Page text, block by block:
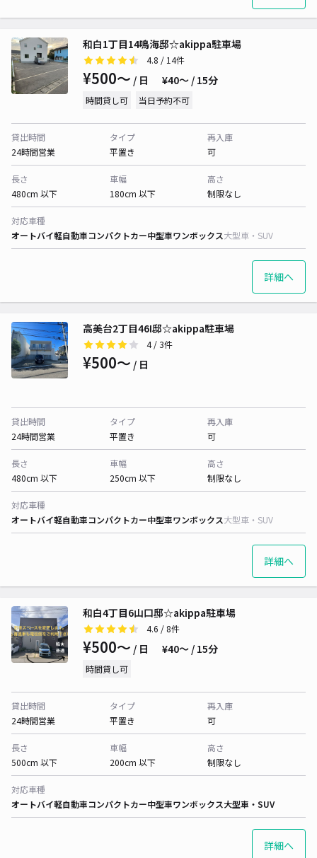
和白1丁目14鳴海邸☆akippa駐車場
4.8 / 14件
¥500〜 / 日 ¥40〜 / 15分
時間貸し可 当日予約不可
貸出時間
24時間営業
タイプ
平置き
再入庫
可
長さ
480cm 以下
車幅
180cm 以下
高さ
制限なし
対応車種
オートバイ軽自動車コンパクトカー中型車ワンボックス大型車・SUV
詳細へ
高美台2丁目46I邸☆akippa駐車場
4/ 3件
¥500〜 / 日
貸出時間
24時間営業
タイプ
平置き
再入庫
可
長さ
480cm 以下
車幅
250cm 以下
高さ
制限なし
対応車種
オートバイ軽自動車コンパクトカー中型車ワンボックス大型車・SUV
詳細へ
和白4丁目6山口邸☆akippa駐車場
4.6 / 8件
¥500〜 / 日 ¥40〜 / 15分
時間貸し可
貸出時間
24時間営業
タイプ
平置き
再入庫
可
長さ
500cm 以下
車幅
200cm 以下
高さ
制限なし
対応車種
オートバイ軽自動車コンパクトカー中型車ワンボックス大型車・SUV
詳細へ